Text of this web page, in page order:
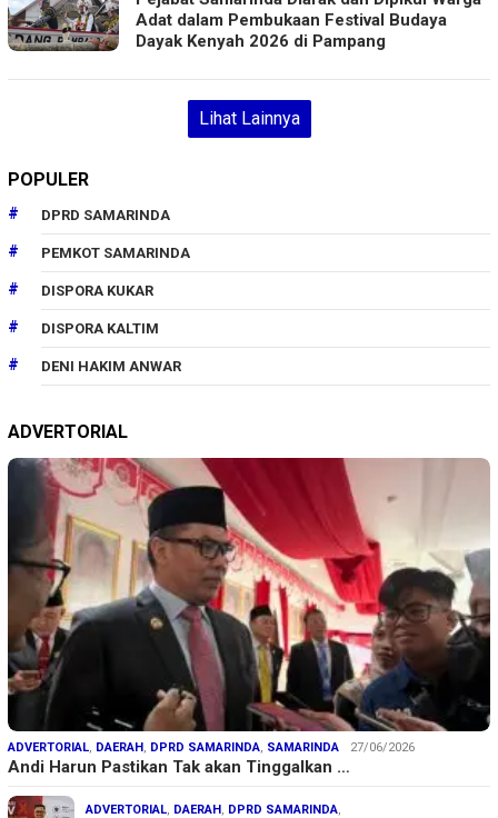
Adat dalam Pembukaan Festival Budaya
Dayak Kenyah 2026 di Pampang
Lihat Lainnya
POPULER
DPRD SAMARINDA
PEMKOT SAMARINDA
DISPORA KUKAR
DISPORA KALTIM
DENI HAKIM ANWAR
ADVERTORIAL
ADVERTORIAL, DAERAH, DPRD SAMARINDA, SAMARINDA 27/06/2026
Andi Harun Pastikan Tak akan Tinggalkan …
ADVERTORIAL, DAERAH, DPRD SAMARINDA,